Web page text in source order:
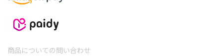
商品についての問い合わせ